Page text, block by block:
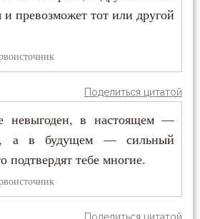
и превозможет тот или другой
Поделиться цитатой
невыгоден, в настоящем —
а в будущем — сильный
подтвердят тебе многие.